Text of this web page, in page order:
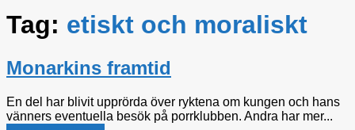
Tag: etiskt och moraliskt
Monarkins framtid
En del har blivit upprörda över ryktena om kungen och hans
vänners eventuella besök på porrklubben. Andra har mer...